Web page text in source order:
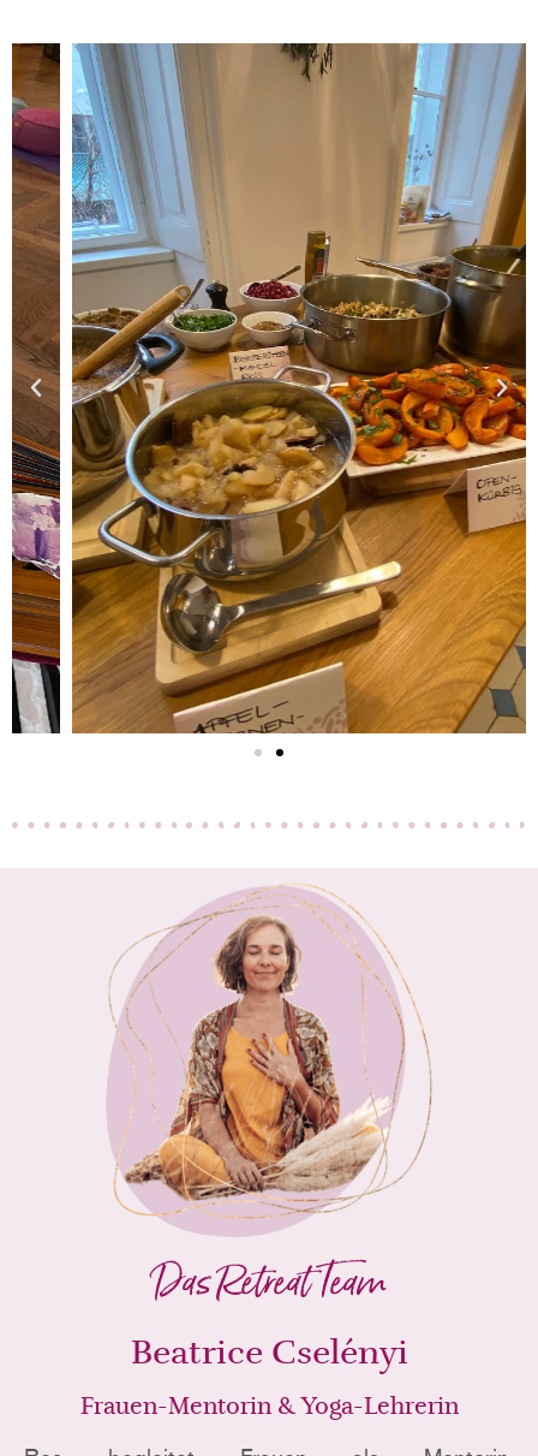
Das Retreat Team
Beatrice Cselényi
Frauen-Mentorin & Yoga-Lehrerin